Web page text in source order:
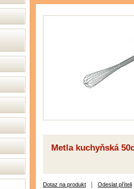
Metla kuchyňská
Dotaz na produkt Odeslat příteli